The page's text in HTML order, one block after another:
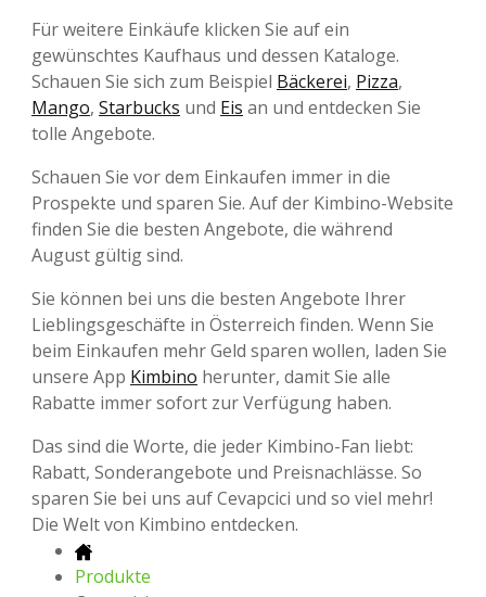
Für weitere Einkäufe klicken Sie auf ein
gewünschtes Kaufhaus und dessen Kataloge.
Schauen Sie sich zum Beispiel Bäckerei, Pizza,
Mango, Starbucks und Eis an und entdecken Sie
tolle Angebote.
Schauen Sie vor dem Einkaufen immer in die
Prospekte und sparen Sie. Auf der Kimbino-Website
finden Sie die besten Angebote, die während
August gültig sind.
Sie können bei uns die besten Angebote Ihrer
Lieblingsgeschäfte in Österreich finden. Wenn Sie
beim Einkaufen mehr Geld sparen wollen, laden Sie
unsere App Kimbino herunter, damit Sie alle
Rabatte immer sofort zur Verfügung haben.
Das sind die Worte, die jeder Kimbino-Fan liebt:
Rabatt, Sonderangebote und Preisnachlässe. So
sparen Sie bei uns auf Cevapcici und so viel mehr!
Die Welt von Kimbino entdecken.
Produkte